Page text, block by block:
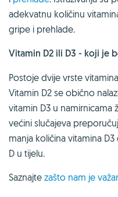
adekvatnu količinu
gripe i prehlade.
Vitamin D2 ili D3 - koji je
Postoje dvije vrste
Vitamin D2 se obično
vitamin D3 u namirnicama
većini slučajeva
manja količina vitamina
D u tijelu.
Saznajte zašto nam je